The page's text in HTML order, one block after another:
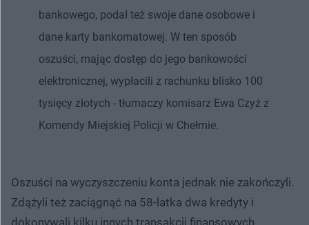
bankowego, podał też swoje dane osobowe i
dane karty bankomatowej. W ten sposób
oszuści, mając dostęp do jego bankowości
elektronicznej, wypłacili z rachunku blisko 100
tysięcy złotych - tłumaczy komisarz Ewa Czyż z
Komendy Miejskiej Policji w Chełmie.
Oszuści na wyczyszczeniu konta jednak nie zakończyli.
Zdążyli też zaciągnąć na 58-latka dwa kredyty i
dokonywali kilku innych transakcji finansowych.